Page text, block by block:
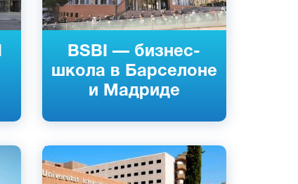
BSBI — бизнес-
школа в Барселоне
и Мадриде
Английский
Испанский
Барселона, Испания